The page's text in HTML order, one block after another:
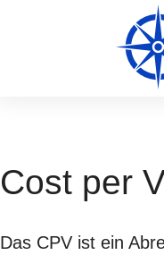
Cost per
Das CPV ist ein